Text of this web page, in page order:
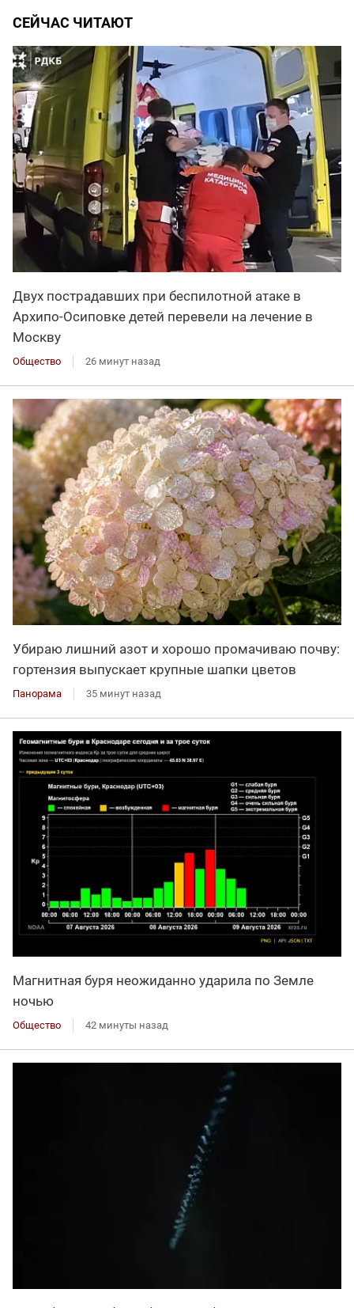
СЕЙЧАС ЧИТАЮТ
Двух пострадавших при беспилотной атаке в
Архипо-Осиповке детей перевели на лечение в
Москву
Общество 26 минут назад
Убираю лишний азот и хорошо промачиваю почву:
гортензия выпускает крупные шапки цветов
Панорама 35 минут назад
Магнитная буря неожиданно ударила по Земле
ночью
Общество 42 минуты назад